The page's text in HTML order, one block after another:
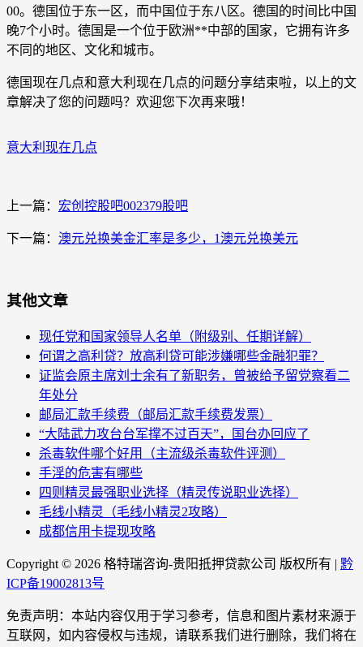
00。德国位于东一区，而中国位于东八区。德国的时间比中国
晚7个小时。德国是一个位于欧洲**中部的国家，它拥有许多
不同的地区、文化和城市。
德国现在几点和意大利现在几点的问题分享结束啦，以上的文
章解决了您的问题吗？欢迎您下次再来哦！
意大利现在几点
上一篇： 宏创控股吧002379股吧
下一篇： 澳元兑换美金汇率是多少，1澳元兑换美元
其他文章
现任党和国家领导人名单（附级别、任期详解）
何谓之高利贷？放高利贷可能涉嫌哪些金融犯罪？
证监会原主席刘士余有了新职务，曾被给予留党察看二
年处分
邮局汇款手续费（邮局汇款手续费发票）
“大陆武力攻台台军撑不过百天”，国台办回应了
杀毒软件哪个好用（主流级杀毒软件评测）
手淫的危害有哪些
四则精灵最强职业选择（精灵传说职业选择）
毛线小精灵（毛线小精灵2攻略）
成都信用卡提现攻略
Copyright © 2026 格特瑞咨询-贵阳抵押贷款公司 版权所有 | 黔
ICP备19002813号
免责声明：本站内容仅用于学习参考，信息和图片素材来源于
互联网，如内容侵权与违规，请联系我们进行删除，我们将在